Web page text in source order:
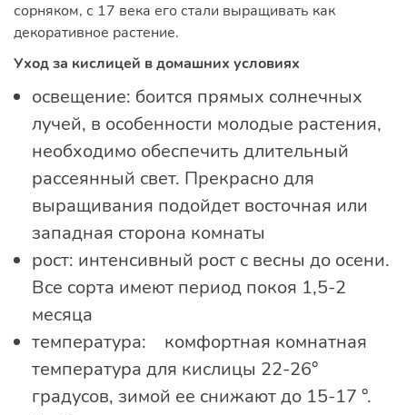
сорняком, с 17 века его стали выращивать как
декоративное растение.
Уход за кислицей в домашних условиях
освещение: боится прямых солнечных
лучей, в особенности молодые растения,
необходимо обеспечить длительный
рассеянный свет. Прекрасно для
выращивания подойдет восточная или
западная сторона комнаты
рост: интенсивный рост с весны до осени.
Все сорта имеют период покоя 1,5-2
месяца
температура: комфортная комнатная
температура для кислицы 22-26°
градусов, зимой ее снижают до 15-17 °.